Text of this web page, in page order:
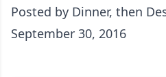
Posted by Dinner, then
September 30, 2016